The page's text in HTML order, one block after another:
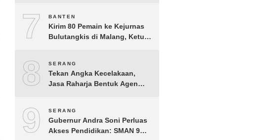
Cukai Khusus Kepri
7 BANTEN
Kirim 80 Pemain ke Kejurnas
Bulutangkis di Malang, Ketua
Hasil Terbaik
8 SERANG
Tekan Angka Kecelakaan,
Jasa Raharja Bentuk Agen
Taktakan
9 SERANG
Gubernur Andra Soni Perluas
Akses Pendidikan: SMAN 9